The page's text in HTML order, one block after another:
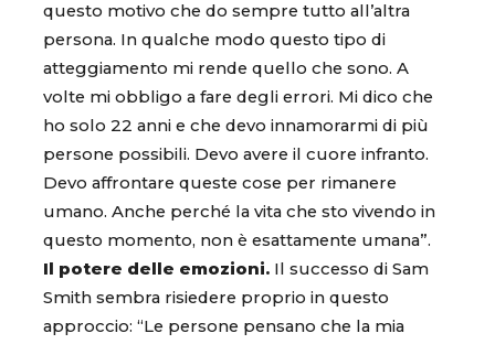
questo motivo che do sempre tutto all’altra
persona. In qualche modo questo tipo di
atteggiamento mi rende quello che sono. A
volte mi obbligo a fare degli errori. Mi dico che
ho solo 22 anni e che devo innamorarmi di più
persone possibili. Devo avere il cuore infranto.
Devo affrontare queste cose per rimanere
umano. Anche perché la vita che sto vivendo in
questo momento, non è esattamente umana”.
Il potere delle emozioni. Il successo di Sam
Smith sembra risiedere proprio in questo
approccio: “Le persone pensano che la mia